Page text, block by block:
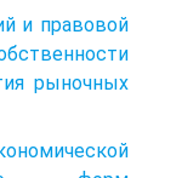
и правовой
рыночных